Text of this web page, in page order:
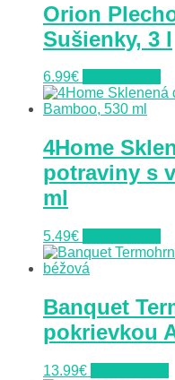
Orion
Sušienky, 3 l
6.99€
4Home
potraviny s
ml
5.49€
Banquet
pokrievkou
13.99€